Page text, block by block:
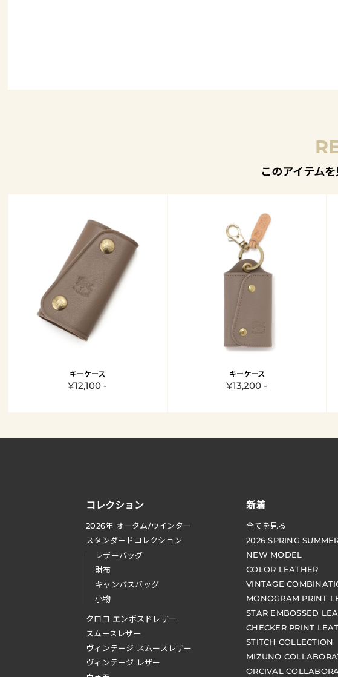
このアイテム
キーケース
¥12,100 -
キーケース
¥13,200 -
コレクション
2026年 オータム/ウインター
スタンダードコレクション
レザーバッグ
財布
キャンバスバッグ
小物
クロコ エンボスドレザー
スムースレザー
ヴィンテージ スムースレザー
ヴィンテージ レザー
新着
全てを見る
2026 SPRING
NEW MODEL
COLOR LEATHER
VINTAGE
MONOGRAM PRINT
STAR EMBOSSED
CHECKER PRINT
STITCH COLLECTION
MIZUNO
ORCIVAL